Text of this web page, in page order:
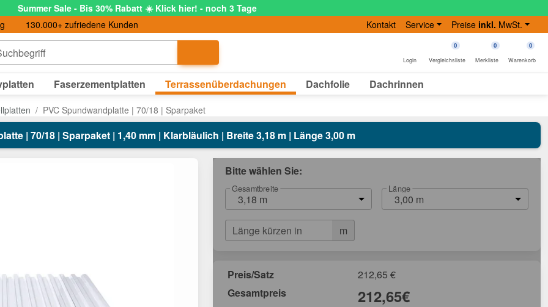
Summer Sale - Bis 30% Rabatt ☀️ Klick hier! - noch 3 Tage
130.000+ zufriedene Kunden Kontakt Service Preise inkl. MwSt.
Login
0
Vergleichsliste
0
Merkliste
0
Warenkorb
Faserzementplatten Terrassenüberdachungen Dachfolie Dachrinnen
PVC Spundwandplatte | 70/18 | Sparpaket
| 70/18 | Sparpaket | 1,40 mm | Klarbläulich | Breite 3,18 m | Länge 3,00 m
Bitte wählen Sie:
Gesamtbreite
3,18 m
Länge
3,00 m
m
Länge kürzen in
Preis/Satz 212,65 €
Gesamtpreis
212,65€